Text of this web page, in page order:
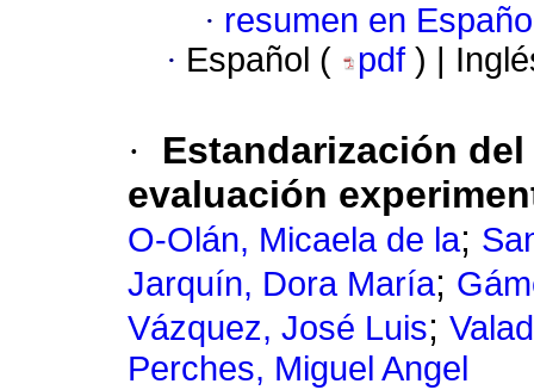
· resumen en
· Español ( pdf ) |
·
Estandarización
evaluación
O-Olán, Micaela de la;
Jarquín, Dora María;
Vázquez, José Luis;
Perches, Miguel Angel